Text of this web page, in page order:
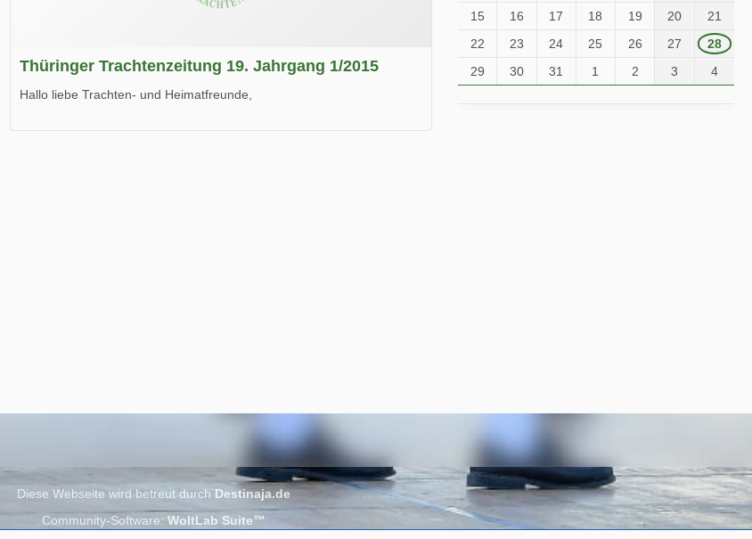
Thüringer Trachtenzeitung 19. Jahrgang 1/2015
Hallo liebe Trachten- und Heimatfreunde,
15
16 17 18 19 20
21
22
23 24 25 26 27
28
29
30 31 1 2 3 4
Diese Webseite wird betreut durch Destinaja.de
Community-Software: WoltLab Suite™